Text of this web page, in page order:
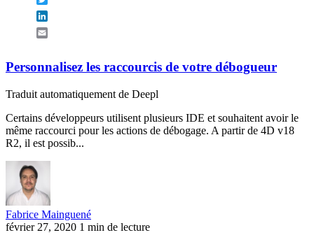
Personnalisez les raccourcis de votre débogueur
Traduit automatiquement de Deepl
Certains développeurs utilisent plusieurs IDE et souhaitent avoir le
même raccourci pour les actions de débogage. A partir de 4D v18
R2, il est possib...
Fabrice Mainguené
février 27, 2020 1 min de lecture